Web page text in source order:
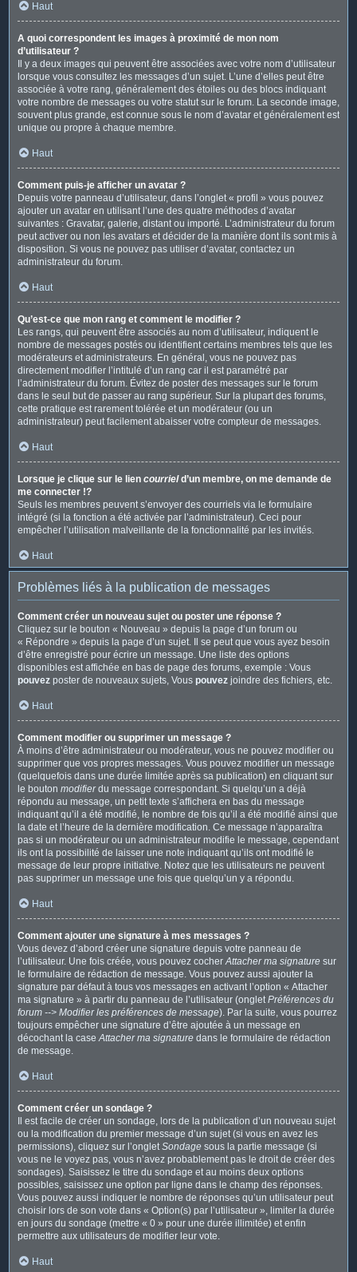
Haut
A quoi correspondent les images à proximité de mon nom
d’utilisateur ?
Il y a deux images qui peuvent être associées avec votre nom d’utilisateur
lorsque vous consultez les messages d’un sujet. L’une d’elles peut être
associée à votre rang, généralement des étoiles ou des blocs indiquant
votre nombre de messages ou votre statut sur le forum. La seconde image,
souvent plus grande, est connue sous le nom d’avatar et généralement est
unique ou propre à chaque membre.
Haut
Comment puis-je afficher un avatar ?
Depuis votre panneau d’utilisateur, dans l’onglet « profil » vous pouvez
ajouter un avatar en utilisant l’une des quatre méthodes d’avatar
suivantes : Gravatar, galerie, distant ou importé. L’administrateur du forum
peut activer ou non les avatars et décider de la manière dont ils sont mis à
disposition. Si vous ne pouvez pas utiliser d’avatar, contactez un
administrateur du forum.
Haut
Qu’est-ce que mon rang et comment le modifier ?
Les rangs, qui peuvent être associés au nom d’utilisateur, indiquent le
nombre de messages postés ou identifient certains membres tels que les
modérateurs et administrateurs. En général, vous ne pouvez pas
directement modifier l’intitulé d’un rang car il est paramétré par
l’administrateur du forum. Évitez de poster des messages sur le forum
dans le seul but de passer au rang supérieur. Sur la plupart des forums,
cette pratique est rarement tolérée et un modérateur (ou un
administrateur) peut facilement abaisser votre compteur de messages.
Haut
Lorsque je clique sur le lien courrield’un membre, on me demande de
me connecter !?
Seuls les membres peuvent s’envoyer des courriels via le formulaire
intégré (si la fonction a été activée par l’administrateur). Ceci pour
empêcher l’utilisation malveillante de la fonctionnalité par les invités.
Haut
Problèmes liés à la publication de messages
Comment créer un nouveau sujet ou poster une réponse ?
Cliquez sur le bouton « Nouveau » depuis la page d’un forum ou
« Répondre » depuis la page d’un sujet. Il se peut que vous ayez besoin
d’être enregistré pour écrire un message. Une liste des options
disponibles est affichée en bas de page des forums, exemple : Vous
pouvez poster de nouveaux sujets, Vous pouvez joindre des fichiers, etc.
Haut
Comment modifier ou supprimer un message ?
À moins d’être administrateur ou modérateur, vous ne pouvez modifier ou
supprimer que vos propres messages. Vous pouvez modifier un message
(quelquefois dans une durée limitée après sa publication) en cliquant sur
le bouton modifierdu message correspondant. Si quelqu’un a déjà
répondu au message, un petit texte s’affichera en bas du message
indiquant qu’il a été modifié, le nombre de fois qu’il a été modifié ainsi que
la date et l’heure de la dernière modification. Ce message n’apparaîtra
pas si un modérateur ou un administrateur modifie le message, cependant
ils ont la possibilité de laisser une note indiquant qu’ils ont modifié le
message de leur propre initiative. Notez que les utilisateurs ne peuvent
pas supprimer un message une fois que quelqu’un y a répondu.
Haut
Comment ajouter une signature à mes messages ?
Vous devez d’abord créer une signature depuis votre panneau de
l’utilisateur. Une fois créée, vous pouvez cocherAttacher ma signature sur
le formulaire de rédaction de message. Vous pouvez aussi ajouter la
signature par défaut à tous vos messages en activant l’option « Attacher
ma signature » à partir du panneau de l’utilisateur (ongletPréférences du
forum --> Modifier les préférences de message). Par la suite, vous pourrez
toujours empêcher une signature d’être ajoutée à un message en
décochant la caseAttacher ma signature dans le formulaire de rédaction
de message.
Haut
Comment créer un sondage ?
Il est facile de créer un sondage, lors de la publication d’un nouveau sujet
ou la modification du premier message d’un sujet (si vous en avez les
permissions), cliquez sur l’ongletSondage sous la partie message (si
vous ne le voyez pas, vous n’avez probablement pas le droit de créer des
sondages). Saisissez le titre du sondage et au moins deux options
possibles, saisissez une option par ligne dans le champ des réponses.
Vous pouvez aussi indiquer le nombre de réponses qu’un utilisateur peut
choisir lors de son vote dans « Option(s) par l’utilisateur », limiter la durée
en jours du sondage (mettre « 0 » pour une durée illimitée) et enfin
permettre aux utilisateurs de modifier leur vote.
Haut